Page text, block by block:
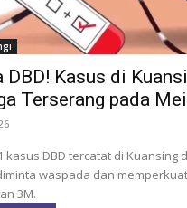
DBD! Kasus di
Terserang pada Mei
kasus DBD tercatat di Kuansing
waspada dan
3M.